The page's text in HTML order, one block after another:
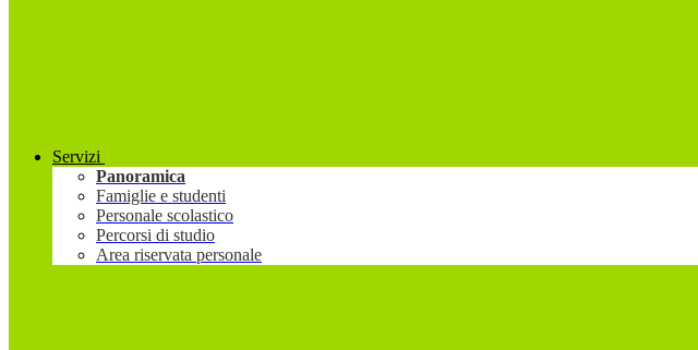
Servizi
Panoramica
Famiglie e studenti
Personale scolastico
Percorsi di studio
Area riservata personale